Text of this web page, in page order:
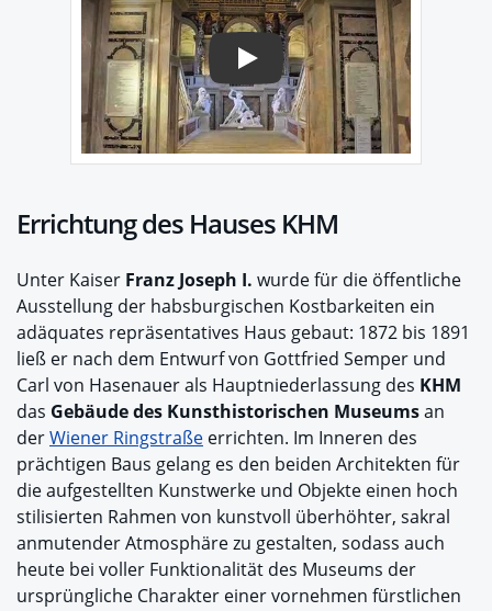
Play
Errichtung des Hauses KHM
Unter Kaiser Franz Joseph I. wurde für die öffentliche
Ausstellung der habsburgischen Kostbarkeiten ein
adäquates repräsentatives Haus gebaut: 1872 bis 1891
ließ er nach dem Entwurf von Gottfried Semper und
Carl von Hasenauer als Hauptniederlassung des KHM
das Gebäude des Kunsthistorischen Museumsan
derWiener Ringstraße errichten. Im Inneren des
prächtigen Baus gelang es den beiden Architekten für
die aufgestellten Kunstwerke und Objekte einen hoch
stilisierten Rahmen von kunstvoll überhöhter, sakral
anmutender Atmosphäre zu gestalten, sodass auch
heute bei voller Funktionalität des Museums der
ursprüngliche Charakter einer vornehmen fürstlichen